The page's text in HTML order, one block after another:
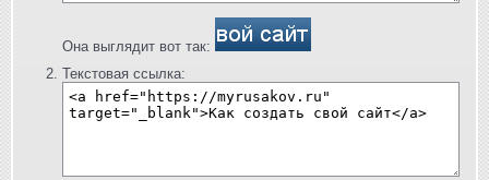
Она выглядит вот так:
Текстовая ссылка: